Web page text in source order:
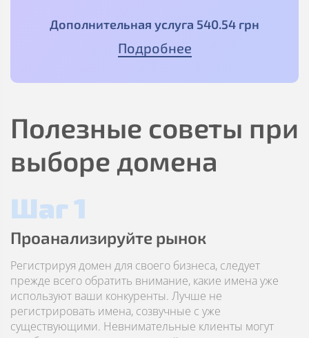
Дополнительная услуга 540.54 грн
Подробнее
Полезные советы при
выборе домена
Шаг 1
Проанализируйте рынок
Регистрируя домен для своего бизнеса, следует
прежде всего обратить внимание, какие имена уже
используют ваши конкуренты. Лучше не
регистрировать имена, созвучные с уже
существующими. Невнимательные клиенты могут